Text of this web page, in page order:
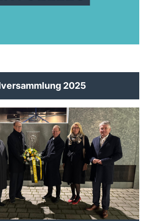
2025